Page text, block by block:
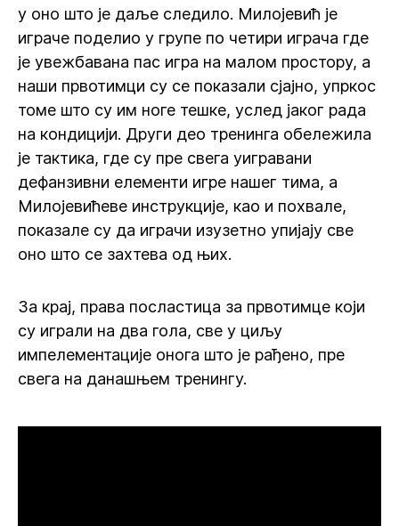
у оно што је даље следило. Милојевић је
играче поделио у групе по четири играча где
је увежбавана пас игра на малом простору, а
наши првотимци су се показали сјајно, упркос
томе што су им ноге тешке, услед јаког рада
на кондицији. Други део тренинга обележила
је тактика, где су пре свега уигравани
дефанзивни елементи игре нашег тима, а
Милојевићеве инструкције, као и похвале,
показале су да играчи изузетно упијају све
оно што се захтева од њих.
За крај, права посластица за првотимце који
су играли на два гола, све у циљу
импелементације онога што је рађено, пре
свега на данашњем тренингу.